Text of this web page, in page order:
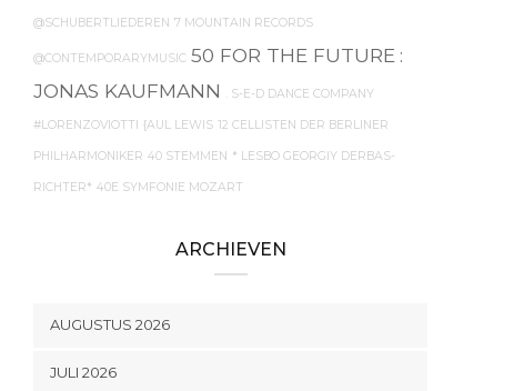
@SCHUBERTLIEDEREN 7 MOUNTAIN RECORDS
@CONTEMPORARYMUSIC 50 FOR THE FUTURE :
JONAS KAUFMANN
. S-E-D DANCE COMPANY
#LORENZOVIOTTI {AUL LEWIS 12 CELLISTEN DER BERLINER
PHILHARMONIKER 40 STEMMEN * LESBO GEORGIY DERBAS-
RICHTER* 40E SYMFONIE MOZART
ARCHIEVEN
AUGUSTUS 2026
JULI 2026